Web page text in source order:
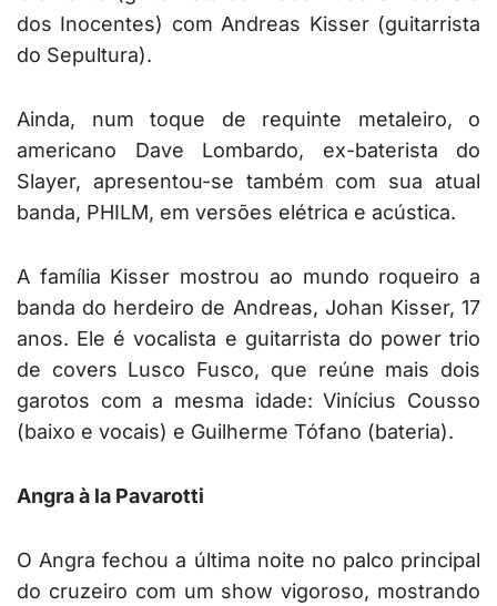
dos Inocentes) com Andreas Kisser (guitarrista
do Sepultura).
Ainda, num toque de requinte metaleiro, o
americano Dave Lombardo, ex-baterista do
Slayer, apresentou-se também com sua atual
banda, PHILM, em versões elétrica e acústica.
A família Kisser mostrou ao mundo roqueiro a
banda do herdeiro de Andreas, Johan Kisser, 17
anos. Ele é vocalista e guitarrista do power trio
de covers Lusco Fusco, que reúne mais dois
garotos com a mesma idade: Vinícius Cousso
(baixo e vocais) e Guilherme Tófano (bateria).
Angra à la Pavarotti
O Angra fechou a última noite no palco principal
do cruzeiro com um show vigoroso, mostrando